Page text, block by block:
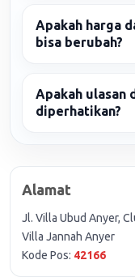
Apakah harga
bisa berubah?
Apakah ulasan
diperhatikan?
Alamat
Jl. Villa Ubud Anyer,
Villa Jannah Anyer
Kode Pos: 42166